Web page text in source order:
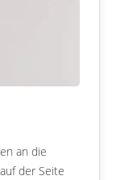
an die
der Seite